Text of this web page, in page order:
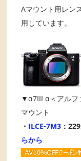
Aマウント用レン
用しています。
▼α7III α＜アルフ
マウント
・ ILCE-7M3 ：
らから